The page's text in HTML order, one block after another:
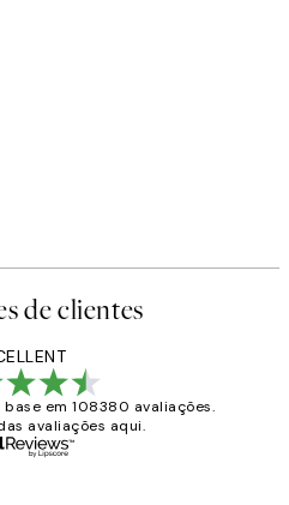
de clientes
base em 108380 avaliações.
avaliações aqui.